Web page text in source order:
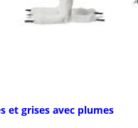
et grises avec plumes